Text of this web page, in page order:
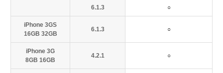
6.1.3 ○
iPhone 3GS
16GB 32GB
6.1.3 ○
iPhone 3G
8GB 16GB
4.2.1 ○